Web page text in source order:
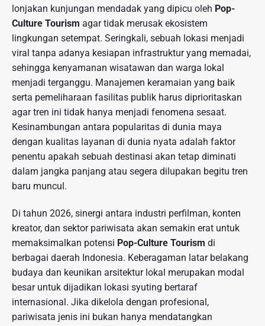
lonjakan kunjungan mendadak yang dipicu oleh Pop-
Culture Tourism agar tidak merusak ekosistem
lingkungan setempat. Seringkali, sebuah lokasi menjadi
viral tanpa adanya kesiapan infrastruktur yang memadai,
sehingga kenyamanan wisatawan dan warga lokal
menjadi terganggu. Manajemen keramaian yang baik
serta pemeliharaan fasilitas publik harus diprioritaskan
agar tren ini tidak hanya menjadi fenomena sesaat.
Kesinambungan antara popularitas di dunia maya
dengan kualitas layanan di dunia nyata adalah faktor
penentu apakah sebuah destinasi akan tetap diminati
dalam jangka panjang atau segera dilupakan begitu tren
baru muncul.
Di tahun 2026, sinergi antara industri perfilman, konten
kreator, dan sektor pariwisata akan semakin erat untuk
memaksimalkan potensi Pop-Culture Tourism di
berbagai daerah Indonesia. Keberagaman latar belakang
budaya dan keunikan arsitektur lokal merupakan modal
besar untuk dijadikan lokasi syuting bertaraf
internasional. Jika dikelola dengan profesional,
pariwisata jenis ini bukan hanya mendatangkan